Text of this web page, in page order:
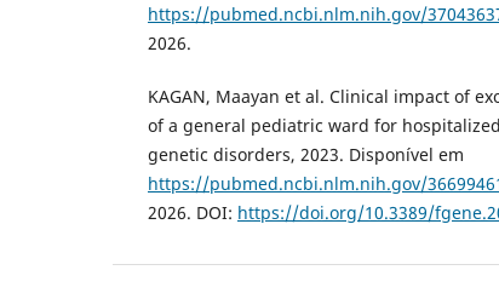
https://pubmed.ncbi.nlm.nih.gov/
2026.
KAGAN, Maayan et al. Clinical impact of
of a general pediatric ward for
genetic disorders, 2023. Disponível em
https://pubmed.ncbi.nlm.nih.gov/
2026. DOI: https://doi.org/10.3389/